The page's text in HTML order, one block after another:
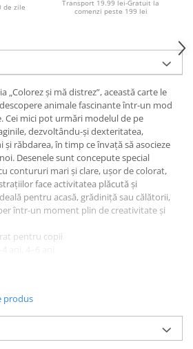
de zile
Transport 19.99 lei-Gratuit la
comenzi peste 199 lei
„Colorez și mă distrez”, această carte le
animale fascinante într-un mod
Cei mici pot urmări modelul de pe
dezvoltându-și dexteritatea,
răbdarea, în timp ce învață să asocieze
Desenele sunt concepute special
contururi mari și clare, ușor de colorat,
face activitatea plăcută și
pentru acasă, grădiniță sau călătorii,
într-un moment plin de creativitate și
pentru copii
produs